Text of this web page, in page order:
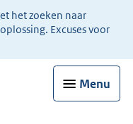
het zoeken naar
Excuses voor
Menu